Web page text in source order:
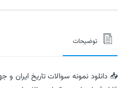
توضیحات
📥 دانلود نمونه سوالات تاریخ ایران